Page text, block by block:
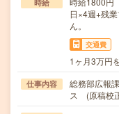
時給
日×4週+残
ん。
交通費
1ヶ月3万円
仕事内容
総務部広報
ス (原稿校